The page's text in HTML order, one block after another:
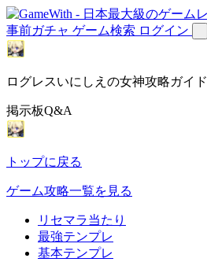
事前ガチャ ゲーム検索 ログイン
ログレスいにしえの女神攻略ガイド
掲示板Q&A
トップに戻る
ゲーム攻略一覧を見る
リセマラ当たり
最強テンプレ
基本テンプレ